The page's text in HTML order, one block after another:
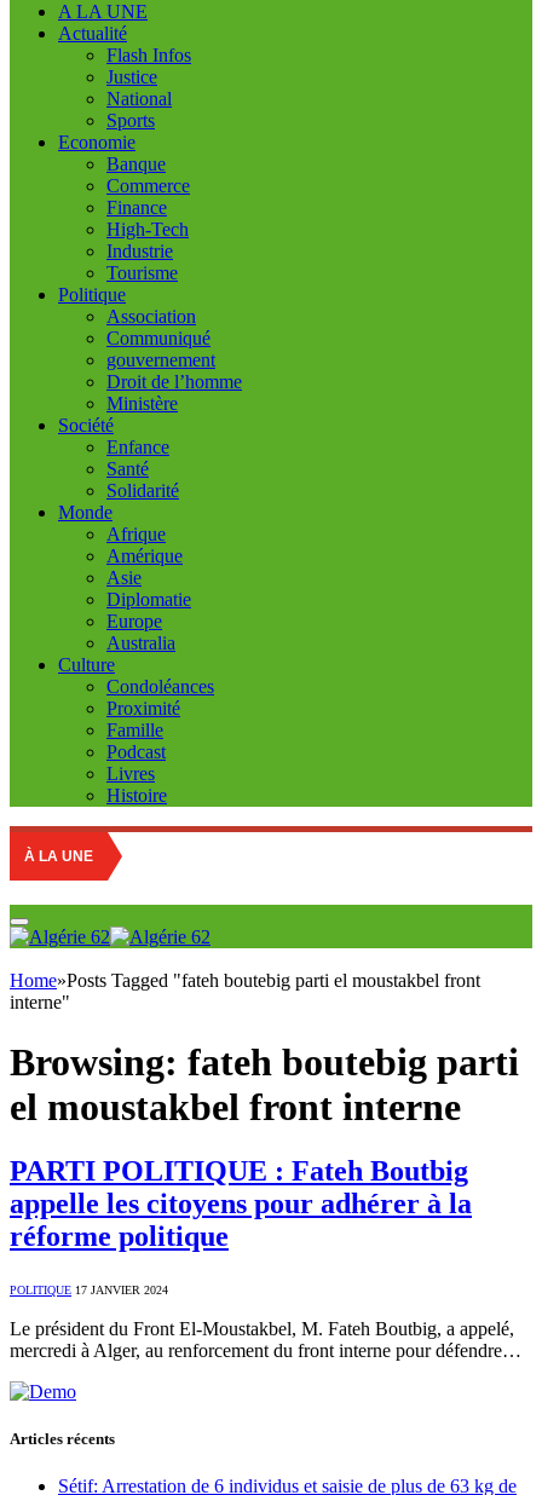
A LA UNE
Actualité
Flash Infos
Justice
National
Sports
Economie
Banque
Commerce
Finance
High-Tech
Industrie
Tourisme
Politique
Association
Communiqué
gouvernement
Droit de l’homme
Ministère
Société
Enfance
Santé
Solidarité
Monde
Afrique
Amérique
Asie
Diplomatie
Europe
Australia
Culture
Condoléances
Proximité
Famille
Podcast
Livres
Histoire
À LA UNE
Home»Posts Tagged "fateh boutebig parti el moustakbel front
interne"
Browsing: fateh boutebig parti
el moustakbel front interne
PARTI POLITIQUE : Fateh Boutbig
appelle les citoyens pour adhérer à la
réforme politique
POLITIQUE 17 JANVIER 2024
Le président du Front El-Moustakbel, M. Fateh Boutbig, a appelé,
mercredi à Alger, au renforcement du front interne pour défendre…
Articles récents
Sétif: Arrestation de 6 individus et saisie de plus de 63 kg de